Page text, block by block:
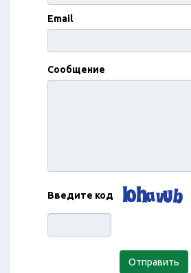
Email
Сообщение
Введите код
Отправить